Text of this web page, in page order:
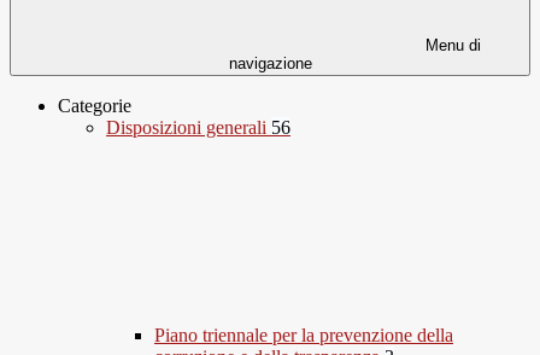
Menu di
navigazione
Categorie
Disposizioni generali 56
Piano triennale per la prevenzione della